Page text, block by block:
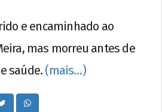
e encaminhado ao
mas morreu antes de
saúde. (mais…)